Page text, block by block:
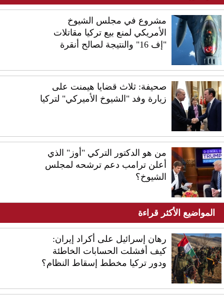
مشروع في مجلس الشيوخ
الأمريكي لمنع بيع تركيا مقاتلات
"إف 16" والنتيجة لصالح أنقرة
صحيفة: ثلاث قضايا هيمنت على
زيارة وفد "الشيوخ الأميركي" لتركيا
من هو الدكتور التركي "أوز" الذي
أعلن ترامب دعم ترشحه لمجلس
الشيوخ؟
المواضيع الأكثر قراءة
رهان إسرائيل على أكراد إيران:
كيف أفشلت الحسابات الخاطئة
ودور تركيا مخطط إسقاط النظام؟